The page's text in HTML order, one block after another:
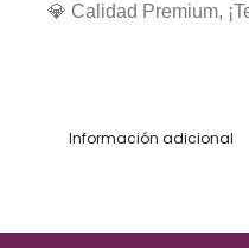
💎 Calidad Premium,
Información adicional